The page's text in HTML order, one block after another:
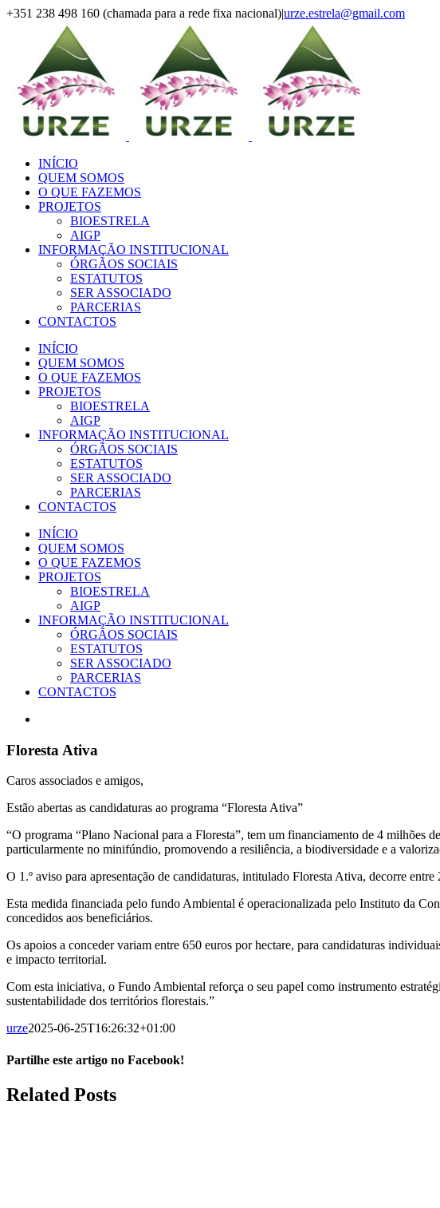
Skip
+351 238 498 160 (chamada para a rede fixa nacional)|urze.estrela@gmail.com
INÍCIO
QUEM SOMOS
O QUE FAZEMOS
PROJETOS
BIOESTRELA
AIGP
INFORMAÇÃO INSTITUCIONAL
ÓRGÃOS SOCIAIS
ESTATUTOS
SER ASSOCIADO
PARCERIAS
CONTACTOS
INÍCIO
QUEM SOMOS
O QUE FAZEMOS
PROJETOS
BIOESTRELA
AIGP
INFORMAÇÃO INSTITUCIONAL
ÓRGÃOS SOCIAIS
ESTATUTOS
SER ASSOCIADO
PARCERIAS
CONTACTOS
INÍCIO
QUEM SOMOS
O QUE FAZEMOS
PROJETOS
BIOESTRELA
AIGP
INFORMAÇÃO INSTITUCIONAL
ÓRGÃOS SOCIAIS
ESTATUTOS
SER ASSOCIADO
PARCERIAS
CONTACTOS
Image
Floresta Ativa
Caros associados e amigos,
Estão abertas as candidaturas ao programa “Floresta Ativa”
“O programa “Plano Nacional para a Floresta”, tem um financiamento de 4 milhões
particularmente no minifúndio, promovendo a resiliência, a biodiversidade e a
O 1.º aviso para apresentação de candidaturas, intitulado Floresta Ativa, decorre
Esta medida financiada pelo fundo Ambiental é operacionalizada pelo Instituto da
concedidos aos beneficiários.
Os apoios a conceder variam entre 650 euros por hectare, para candidaturas
e impacto territorial.
Com esta iniciativa, o Fundo Ambiental reforça o seu papel como instrumento
sustentabilidade dos territórios florestais.”
urze2025-06-25T16:26:32+01:00
Partilhe este artigo no Facebook!
Facebook
Related Posts